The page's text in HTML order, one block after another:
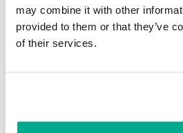
may combine it with other
provided to them or that they’ve
of their services.